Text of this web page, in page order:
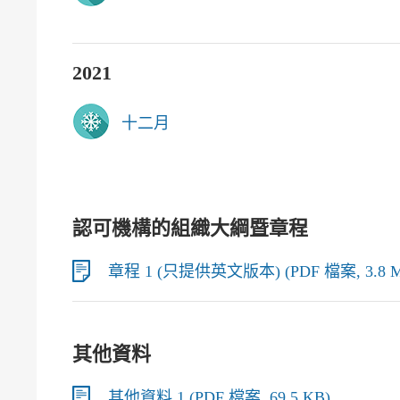
2021
十二月
認可機構的組織大綱暨章程
章程 1 (只提供英文版本) (PDF 檔案, 3.8
其他資料